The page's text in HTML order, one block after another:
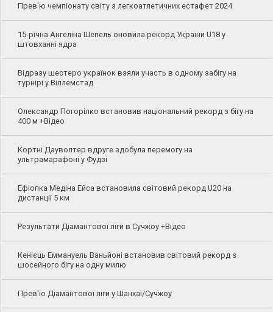
Прев'ю чемпіонату світу з легкоатлетичних естафет 2024
15-річна Ангеліна Шепель оновила рекорд України U18 у
штовханні ядра
Відразу шестеро українок взяли участь в одному забігу на
турнірі у Віллемстад
Олександр Погорілко встановив національний рекорд з бігу на
400 м +Відео
Кортні Дауволтер вдруге здобула перемогу на
ультрамарафоні у Фудзі
Ефіопка Медіна Ейса встановила світовий рекорд U20 на
дистанції 5 км
Результати Діамантової ліги в Сучжоу +Відео
Кенієць Еммануель Ваньйоні встановив світовий рекорд з
шосейного бігу на одну милю
Прев'ю Діамантової ліги у Шанхаї/Сучжоу